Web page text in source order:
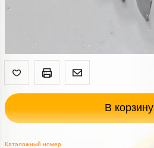
В корзину
Каталожный номер